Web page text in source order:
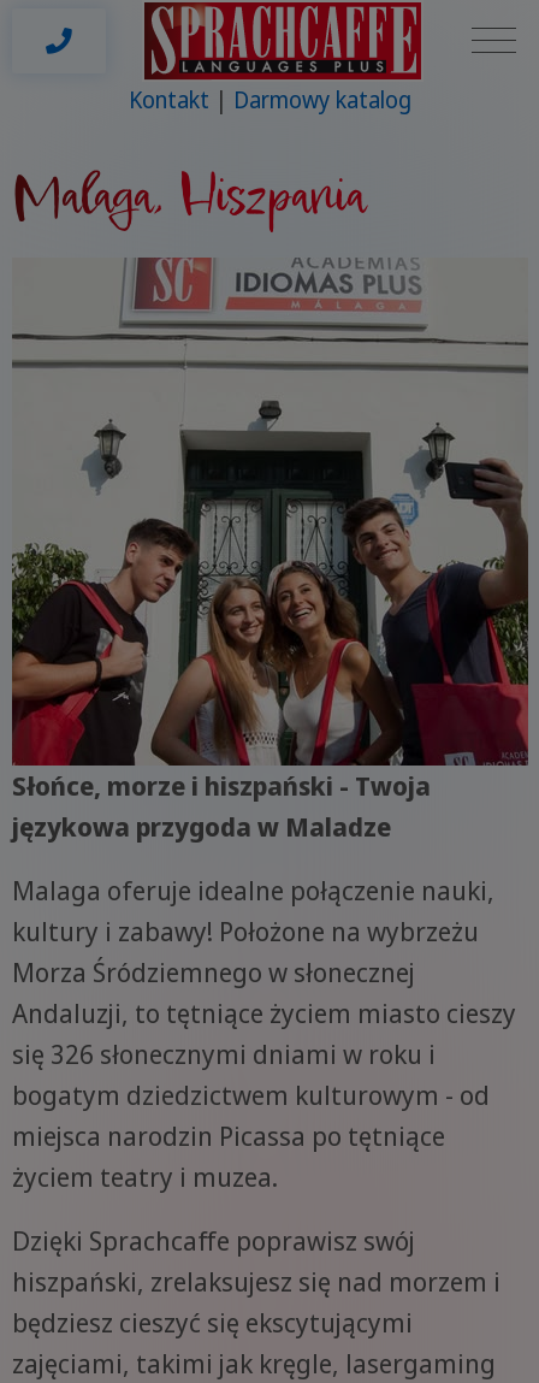
Kontakt Darmowy katalog
Malaga, Hiszpania
Słońce, morze i hiszpański - Twoja
językowa przygoda w Maladze
Malaga oferuje idealne połączenie nauki,
kultury i zabawy! Położone na wybrzeżu
Morza Śródziemnego w słonecznej
Andaluzji, to tętniące życiem miasto cieszy
się 326 słonecznymi dniami w roku i
bogatym dziedzictwem kulturowym - od
miejsca narodzin Picassa po tętniące
życiem teatry i muzea.
Dzięki Sprachcaffe poprawisz swój
hiszpański, zrelaksujesz się nad morzem i
będziesz cieszyć się ekscytującymi
zajęciami, takimi jak kręgle, lasergaming